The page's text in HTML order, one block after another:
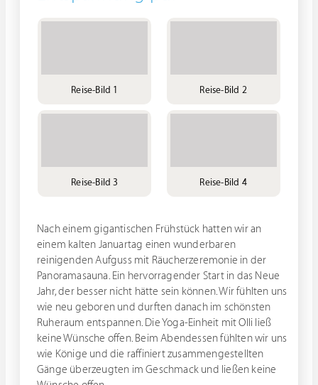
Reise-Bild 1 Reise-Bild 2
Reise-Bild 3 Reise-Bild 4
Nach einem gigantischen Frühstück hatten wir an
einem kalten Januartag einen wunderbaren
reinigenden Aufguss mit Räucherzeremonie in der
Panoramasauna. Ein hervorragender Start in das Neue
Jahr, der besser nicht hätte sein können. Wir fühlten uns
wie neu geboren und durften danach im schönsten
Ruheraum entspannen. Die Yoga-Einheit mit Olli ließ
keine Wünsche offen. Beim Abendessen fühlten wir uns
wie Könige und die raffiniert zusammengestellten
Gänge überzeugten im Geschmack und ließen keine